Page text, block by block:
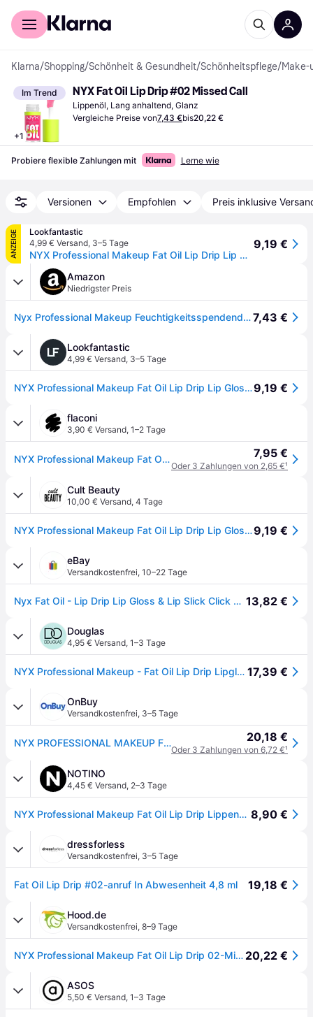
Für Shopper
Klarna/Shopping/Schönheit & Gesundheit/Schönheitspflege/Make-
Im Trend
+1
NYX Fat Oil Lip Drip #02 Missed Call
Lippenöl, Lang anhaltend, Glanz
Vergleiche Preise von7,43 €bis20,22 €
Probiere flexible Zahlungen mit Lerne wie
Versionen Empfohlen Preis inklusive
ANZEIGE
Lookfantastic
4,99 € Versand, 3–5 Tage
NYX Professional Makeup Fat Oil Lip Drip Lip Gloss - Missed Call
9,19 €
Amazon
Niedrigster Preis
Nyx Professional Makeup Feuchtigkeitsspendender Lipgloss, Intensiver Glanz und bis zu 12 Stunden Pflege, Mit dickem Applikator und nährenden Ölen, Fat Oil Lip Drip, Farbe: Missed Call, 1 Stück7,43 €
Lookfantastic
4,99 € Versand, 3–5 Tage
NYX Professional Makeup Fat Oil Lip Drip Lip Gloss - Missed Call9,19 €
flaconi
3,90 € Versand, 1–2 Tage
NYX Professional Makeup Fat Oil Lip Drip Lipgloss 4.8 ml Missed Call - Rosa 7,95 €
Oder 3 Zahlungen von 2,65 €¹
Cult Beauty
10,00 € Versand, 4 Tage
NYX Professional Makeup Fat Oil Lip Drip Lip Gloss - Missed Call9,19 €
eBay
Versandkostenfrei, 10–22 Tage
Nyx Fat Oil - Lip Drip Lip Gloss & Lip Slick Click Shiny Lip Balm - Selection 13,82 €
Douglas
4,95 € Versand, 1–3 Tage
NYX Professional Makeup - Fat Oil Lip Drip Lipgloss 4,8 ml MISSED CALL (3622.92 € / 1 l) 17,39 €
OnBuy
Versandkostenfrei, 3–5 Tage
NYX PROFESSIONAL MAKEUP Fat Oil Lip Drip Feuchtigkeitsspendender, glnzender und veganer getnter Lipgloss Missed Call (Sheer Pink) 20,18 €
Oder 3 Zahlungen von 6,72 €¹
NOTINO
4,45 € Versand, 2–3 Tage
NYX Professional Makeup Fat Oil Lip Drip Lippenöl Farbton 02 Missed Call 4.8 ml 8,90 €
dressforless
Versandkostenfrei, 3–5 Tage
Fat Oil Lip Drip #02-anruf In Abwesenheit 4,8 ml 19,18 €
Hood.de
Versandkostenfrei, 8–9 Tage
NYX Professional Makeup Fat Oil Lip Drip 02-Missed Call 4,8ml 20,22 €
ASOS
5,50 € Versand, 1–3 Tage